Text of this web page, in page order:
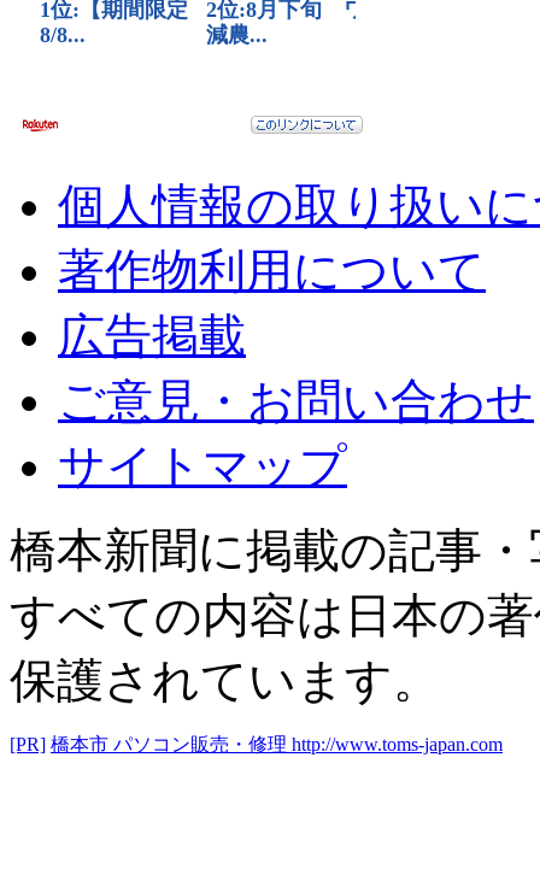
個人情報の取り扱い
著作物利用について
広告掲載
ご意見・お問い合わせ
サイトマップ
橋本新聞に掲載の記事
すべての内容は日本の
保護されています。
[PR] 橋本市 パソコン販売・修理 http://www.toms-japan.com